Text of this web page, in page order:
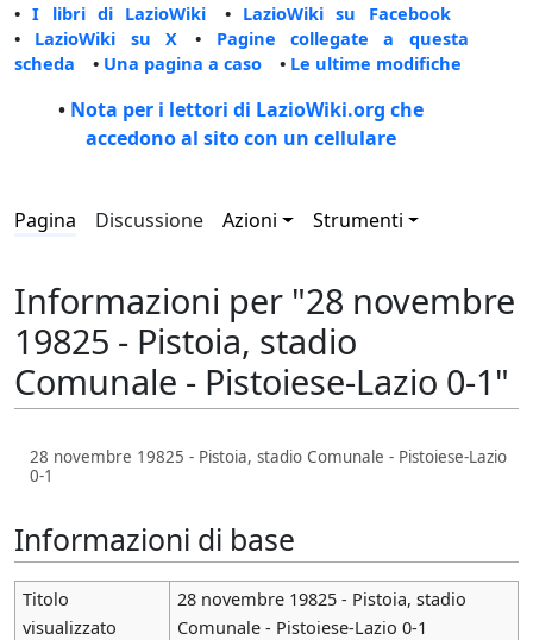
•I libri di LazioWiki • LazioWiki su Facebook
• LazioWiki su X • Pagine collegate a questa
scheda • Una pagina a caso • Le ultime modifiche
• Nota per i lettori di LazioWiki.org che
accedono al sito con un cellulare
Pagina Discussione Azioni Strumenti
Informazioni per "28 novembre
19825 - Pistoia, stadio
Comunale - Pistoiese-Lazio 0-1"
28 novembre 19825 - Pistoia, stadio Comunale - Pistoiese-Lazio
0-1
Informazioni di base
Titolo
visualizzato
28 novembre 19825 - Pistoia, stadio
Comunale - Pistoiese-Lazio 0-1